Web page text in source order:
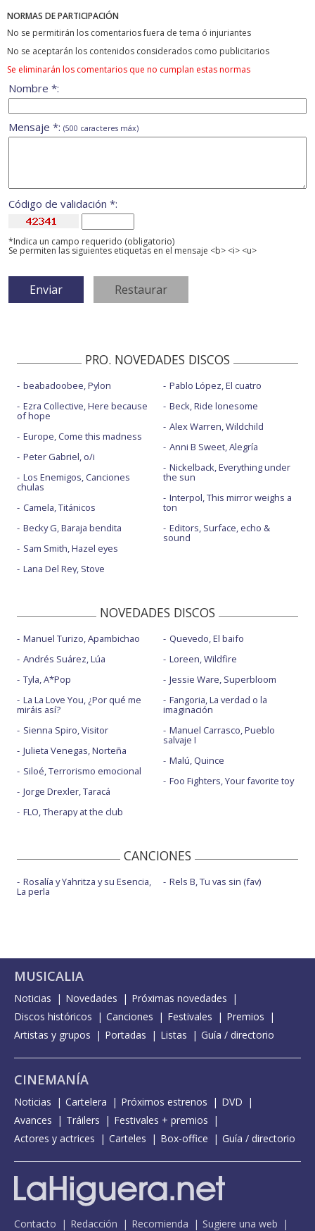
NORMAS DE PARTICIPACIÓN
No se permitirán los comentarios fuera de tema ó injuriantes
No se aceptarán los contenidos considerados como publicitarios
Se eliminarán los comentarios que no cumplan estas normas
Nombre *:
Mensaje *: (500 caracteres máx)
Código de validación *:
*Indica un campo requerido (obligatorio)
Se permiten las siguientes etiquetas en el mensaje <b> <i> <u>
PRO. NOVEDADES DISCOS
beabadoobee, Pylon
Ezra Collective, Here because
of hope
Europe, Come this madness
Peter Gabriel, o/i
Los Enemigos, Canciones
chulas
Camela, Titánicos
Becky G, Baraja bendita
Sam Smith, Hazel eyes
Lana Del Rey, Stove
Pablo López, El cuatro
Beck, Ride lonesome
Alex Warren, Wildchild
Anni B Sweet, Alegría
Nickelback, Everything under
the sun
Interpol, This mirror weighs a
ton
Editors, Surface, echo &
sound
NOVEDADES DISCOS
Manuel Turizo, Apambichao
Andrés Suárez, Lúa
Tyla, A*Pop
La La Love You, ¿Por qué me
miráis así?
Sienna Spiro, Visitor
Julieta Venegas, Norteña
Siloé, Terrorismo emocional
Jorge Drexler, Taracá
FLO, Therapy at the club
Quevedo, El baifo
Loreen, Wildfire
Jessie Ware, Superbloom
Fangoria, La verdad o la
imaginación
Manuel Carrasco, Pueblo
salvaje I
Malú, Quince
Foo Fighters, Your favorite toy
CANCIONES
Rosalía y Yahritza y su Esencia,
La perla
Rels B, Tu vas sin (fav)
MUSICALIA
Noticias Novedades
Próximas novedades
Discos históricos
Canciones Festivales
Premios
Artistas y grupos
Portadas Listas Guía / directorio
CINEMANÍA
Noticias Cartelera Próximos estrenos
DVD
Avances
Tráilers
Festivales + premios
Actores y actrices
Carteles Box-office Guía / directorio
Contacto Redacción Recomienda Sugiere una web